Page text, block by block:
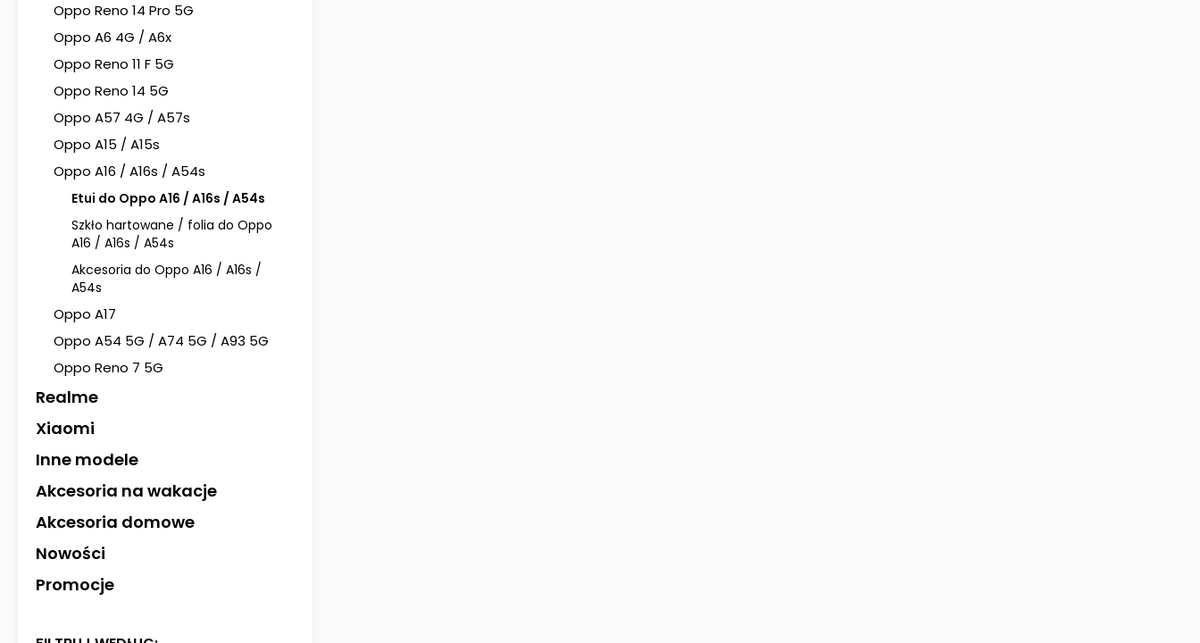
Oppo Reno 14 Pro 5G
Oppo A6 4G / A6x
Oppo Reno 11 F 5G
Oppo Reno 14 5G
Oppo A57 4G / A57s
Oppo A15 / A15s
Oppo A16 / A16s / A54s
Etui do Oppo A16 / A16s / A54s
Szkło hartowane / folia do Oppo
A16 / A16s / A54s
Akcesoria do Oppo A16 / A16s /
A54s
Oppo A17
Oppo A54 5G / A74 5G / A93 5G
Oppo Reno 7 5G
Realme
Xiaomi
Inne modele
Akcesoria na wakacje
Akcesoria domowe
Nowości
Promocje